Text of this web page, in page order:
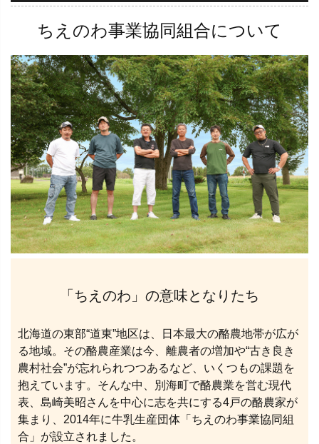
ちえのわ事業協同組合について
「ちえのわ」の意味となりたち
北海道の東部“道東”地区は、日本最大の酪農地帯が広が
る地域。その酪農産業は今、離農者の増加や“古き良き
農村社会”が忘れられつつあるなど、いくつもの課題を
抱えています。そんな中、別海町で酪農業を営む現代
表、島崎美昭さんを中心に志を共にする4戸の酪農家が
集まり、2014年に牛乳生産団体「ちえのわ事業協同組
合」が設立されました。